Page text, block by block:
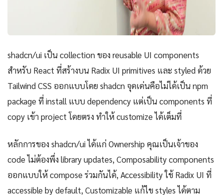
shadcn/ui เป็น collection ของ reusable UI components
สำหรับ React ที่สร้างบน Radix UI primitives และ styled ด้วย
Tailwind CSS ออกแบบโดย shadcn จุดเด่นคือไม่ได้เป็น npm
package ที่ install แบบ dependency แต่เป็น components ที่
copy เข้า project โดยตรง ทำให้ customize ได้เต็มที่
หลักการของ shadcn/ui ได้แก่ Ownership คุณเป็นเจ้าของ
code ไม่ต้องพึ่ง library updates, Composability components
ออกแบบให้ compose ร่วมกันได้, Accessibility ใช้ Radix UI ที่
accessible by default, Customizable แก้ไข styles ได้ตาม